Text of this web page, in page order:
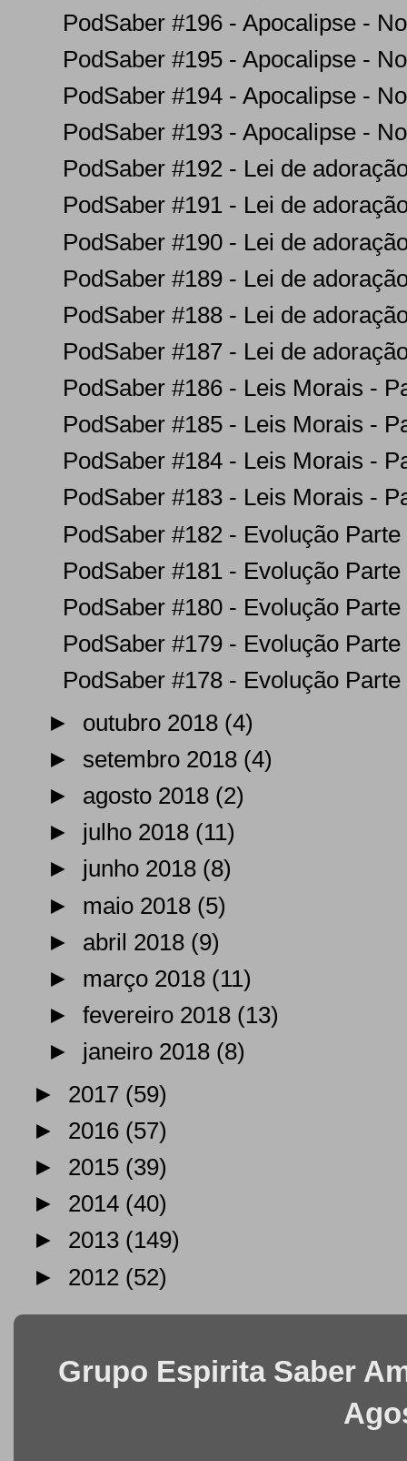
PodSaber #196 - Apocalipse -
PodSaber #195 - Apocalipse -
PodSaber #194 - Apocalipse -
PodSaber #193 - Apocalipse -
PodSaber #192 - Lei de
PodSaber #191 - Lei de
PodSaber #190 - Lei de
PodSaber #189 - Lei de
PodSaber #188 - Lei de
PodSaber #187 - Lei de
PodSaber #186 - Leis Morais -
PodSaber #185 - Leis Morais -
PodSaber #184 - Leis Morais -
PodSaber #183 - Leis Morais -
PodSaber #182 - Evolução Parte
PodSaber #181 - Evolução Parte
PodSaber #180 - Evolução Parte
PodSaber #179 - Evolução Parte
PodSaber #178 - Evolução Parte
► outubro 2018 (4)
► setembro 2018 (4)
► agosto 2018 (2)
► julho 2018 (11)
► junho 2018 (8)
► maio 2018 (5)
► abril 2018 (9)
► março 2018 (11)
►fevereiro 2018 (13)
► janeiro 2018 (8)
► 2017 (59)
► 2016 (57)
► 2015 (39)
► 2014 (40)
► 2013 (149)
► 2012 (52)
Grupo Espirita Saber